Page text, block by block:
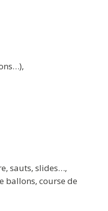
sauts, slides…,
ballons, course de